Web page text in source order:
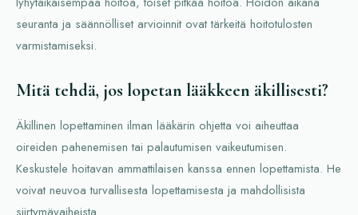
seuranta ja säännölliset arvioinnit ovat tärkeitä hoitotulosten
varmistamiseksi.
Mitä tehdä, jos lopetan lääkkeen äkillisesti?
Äkillinen lopettaminen ilman lääkärin ohjetta voi aiheuttaa
oireiden pahenemisen tai palautumisen vaikeutumisen.
Keskustele hoitavan ammattilaisen kanssa ennen lopettamista. He
voivat neuvoa turvallisesta lopettamisesta ja mahdollisista
siirtymävaiheista.